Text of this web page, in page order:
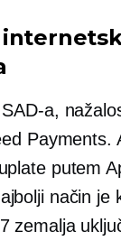
a,
Payments.
putem
način je
zemalja